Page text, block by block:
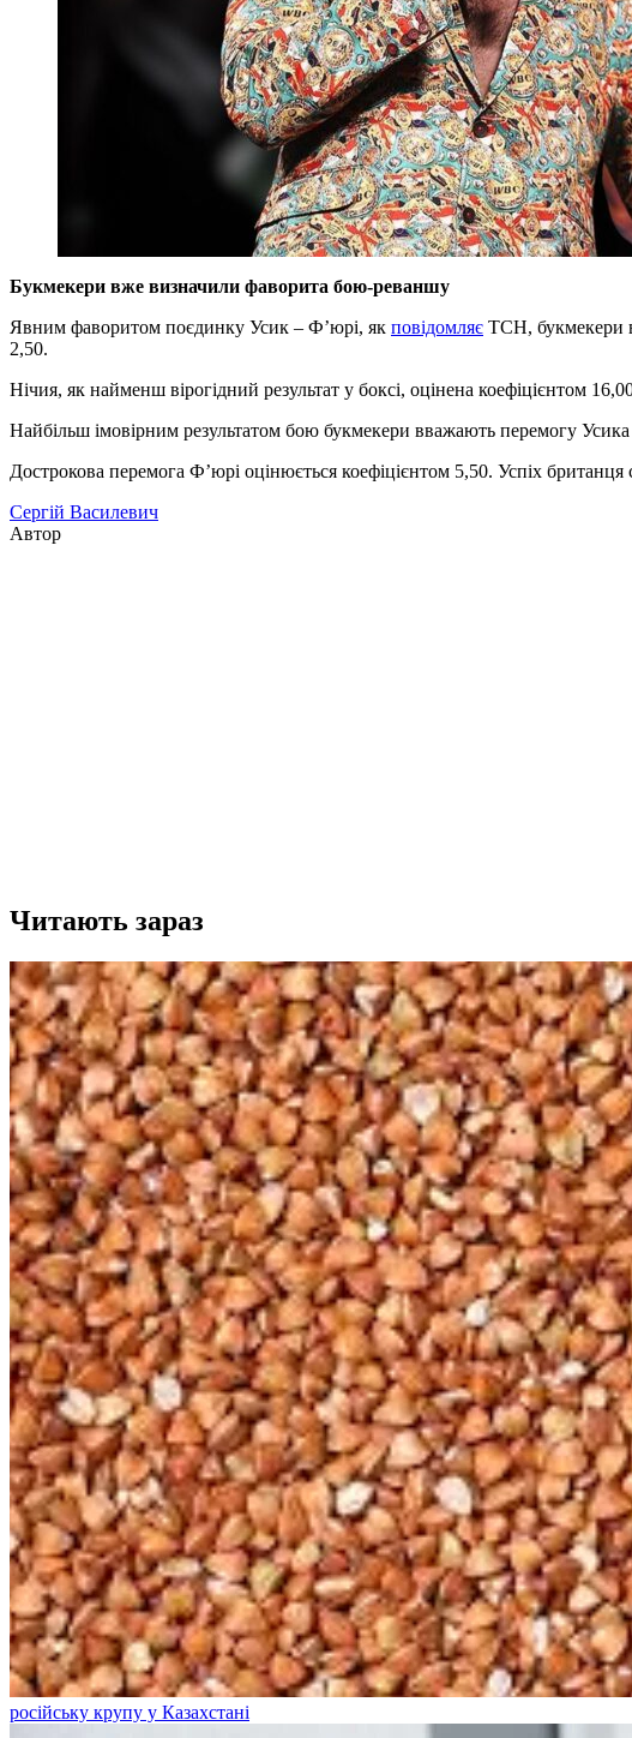
Букмекери вже визначили фаворита бою-реваншу
Явним фаворитом поєдинку Усик – Ф’юрі, як повідомляє ТСН, букмекери
2,50.
Нічия, як найменш вірогідний результат у боксі, оцінена коефіцієнтом
Найбільш імовірним результатом бою букмекери вважають перемогу
Дострокова перемога Ф’юрі оцінюється коефіцієнтом 5,50. Успіх
Сергій Василевич
Автор
Читають зараз
російську крупу у Казахстані